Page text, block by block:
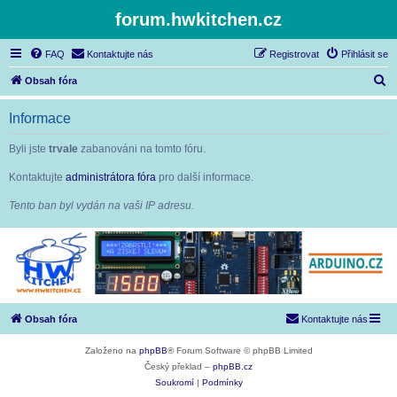
forum.hwkitchen.cz
FAQ Kontaktujte nás Přihlásit se
Registrovat
Obsah fóra
l
Informace
Byli jste trvale zabanováni na tomto fóru.
Kontaktujte administrátora fóra pro další informace.
Tento ban byl vydán na vaši IP adresu.
Obsah fóra Kontaktujte nás
Založeno na phpBB® Forum Software © phpBB Limited
Český překlad – phpBB.cz
Soukromí
Podmínky